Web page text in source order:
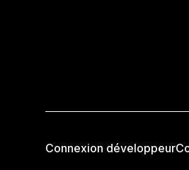
Connexion développeur